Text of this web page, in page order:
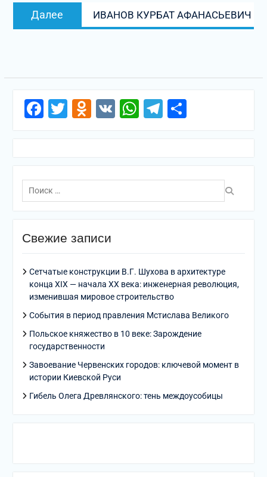
Далее
запись:
ИВАНОВ КУРБАТ АФАНАСЬЕВИЧ
Facebook
Twitter
Odnoklassniki
VKWhatsApp
Telegram
Поиск
по:
Свежие записи
Сетчатые конструкции В.Г. Шухова в архитектуре
конца XIX — начала XX века: инженерная революция,
изменившая мировое строительство
События в период правления Мстислава Великого
Польское княжество в 10 веке: Зарождение
государственности
Завоевание Червенских городов: ключевой момент в
истории Киевской Руси
Гибель Олега Древлянского: тень междоусобицы